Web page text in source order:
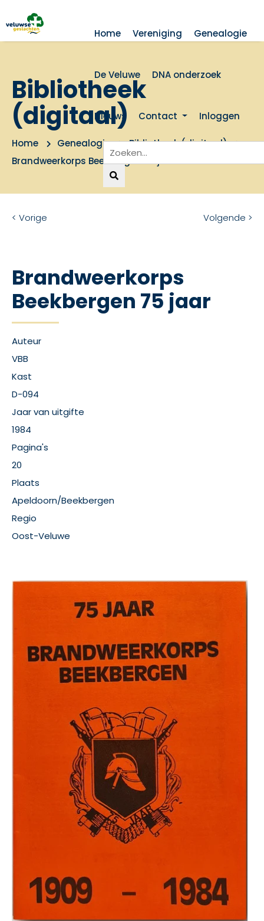
Home Vereniging Genealogie
De Veluwe DNA onderzoek
Nieuws Contact Inloggen
Bibliotheek
(digitaal)
Home Genealogie
Bibliotheek (digitaal)
Brandweerkorps Beekbergen 75 jaar
< Vorige Volgende >
Brandweerkorps
Beekbergen 75 jaar
Auteur
VBB
Kast
D-094
Jaar van uitgifte
1984
Pagina's
20
Plaats
Apeldoorn/Beekbergen
Regio
Oost-Veluwe